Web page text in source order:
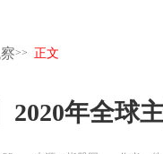
>> 正文
2020年全球